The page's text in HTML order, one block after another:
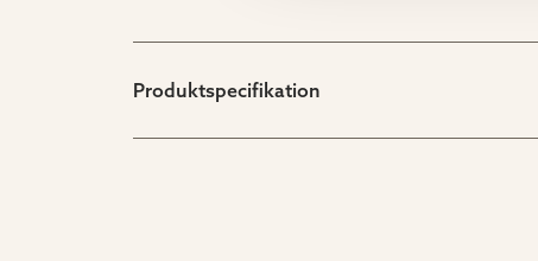
Produktspecifikation